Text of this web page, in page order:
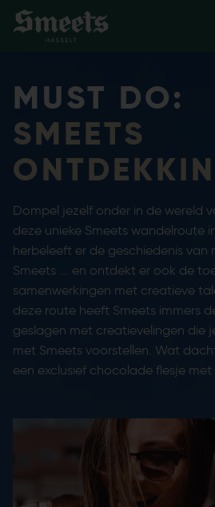
MUST DO:
SMEETS
Dompel jezelf onder in de wereld
deze unieke Smeets wandelroute
herbeleeft er de geschiedenis van
Smeets ... en ontdekt er ook de
samenwerkingen met creatieve
deze route heeft Smeets immers
geslagen met creatievelingen die
met Smeets voorstellen. Wat
een exclusief chocolade flesje met